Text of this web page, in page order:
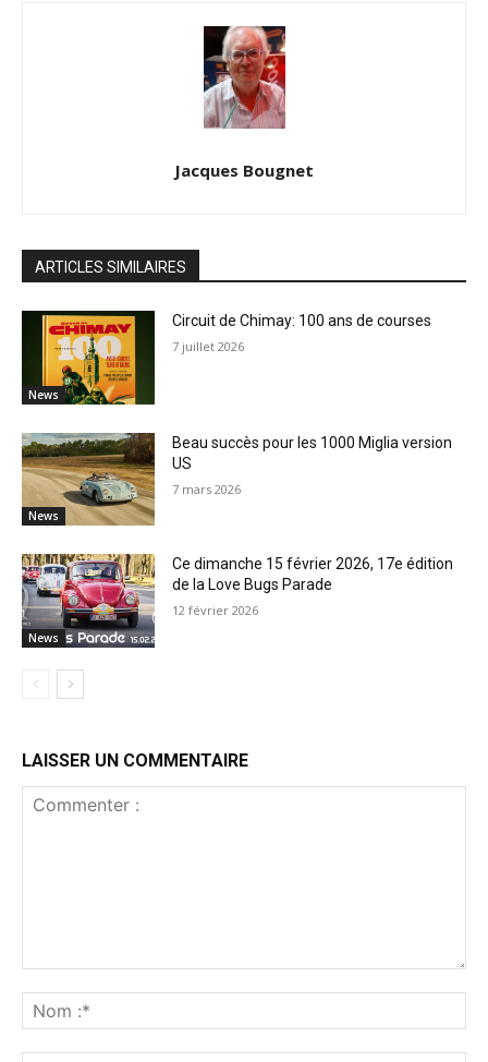
Jacques Bougnet
ARTICLES SIMILAIRES
News
Circuit de Chimay: 100 ans de courses
7 juillet 2026
News
Beau succès pour les 1000 Miglia version
US
7 mars 2026
News
Ce dimanche 15 février 2026, 17e édition
de la Love Bugs Parade
12 février 2026
LAISSER UN COMMENTAIRE
:*